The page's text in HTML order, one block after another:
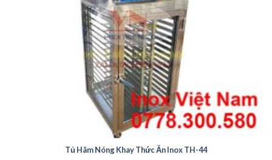
Tủ Hâm Nóng Khay Thức Ăn Inox TH-44